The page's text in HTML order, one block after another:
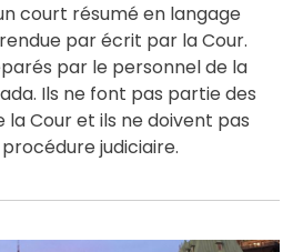
court résumé en langage
par écrit par la Cour.
par le personnel de la
Ils ne font pas partie des
Cour et ils ne doivent pas
judiciaire.